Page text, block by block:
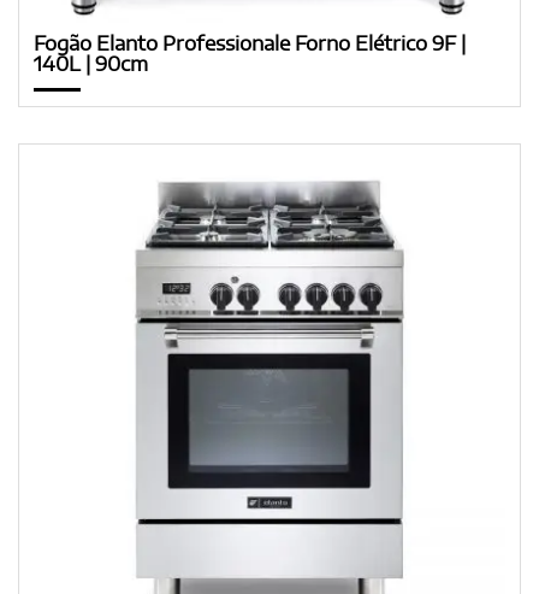
Fogão Elanto Professionale Forno Elétrico 9F |
140L | 90cm